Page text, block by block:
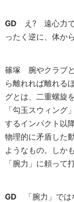
GD え? 遠心力で
ったく逆に、体か
篠塚 腕やクラブ
ら離れれば離れる
グとは、二重螺旋
「勾玉スウィング
するインパクト以
物理的に矛盾した
ようなもの。しか
「腕力」に頼って
GD 「腕力」では